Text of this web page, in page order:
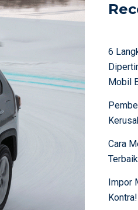
6
Mobil
Cara
Terbaik
Impor
Kontra!